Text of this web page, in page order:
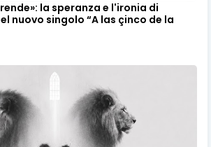
la speranza e l'ironia di
nuovo singolo “A las çinco de la